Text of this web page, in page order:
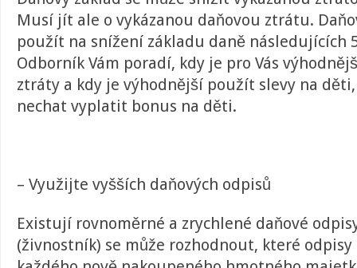
Musí jít ale o vykázanou daňovou ztrátu.
použít na snížení základu daně následujících
Odborník Vám poradí, kdy je pro Vás
ztráty a kdy je výhodnější použít slevy na
nechat vyplatit bonus na děti.
– Využijte vyšších daňových odpisů
Existují rovnoměrné a zrychlené daňové
(živnostník) se může rozhodnout, které